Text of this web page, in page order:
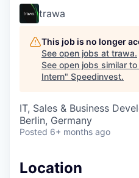
trawa
This job is no longer
See open jobs at trawa.
See open jobs similar to
Intern" Speedinvest.
IT, Sales & Business
Berlin, Germany
Posted 6+ months ago
Location